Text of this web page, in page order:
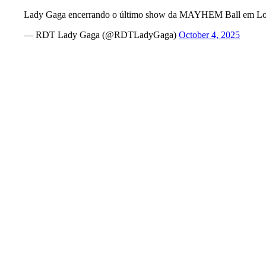
Lady Gaga encerrando o último show da MAYHEM Ball em
— RDT Lady Gaga (@RDTLadyGaga) October 4, 2025